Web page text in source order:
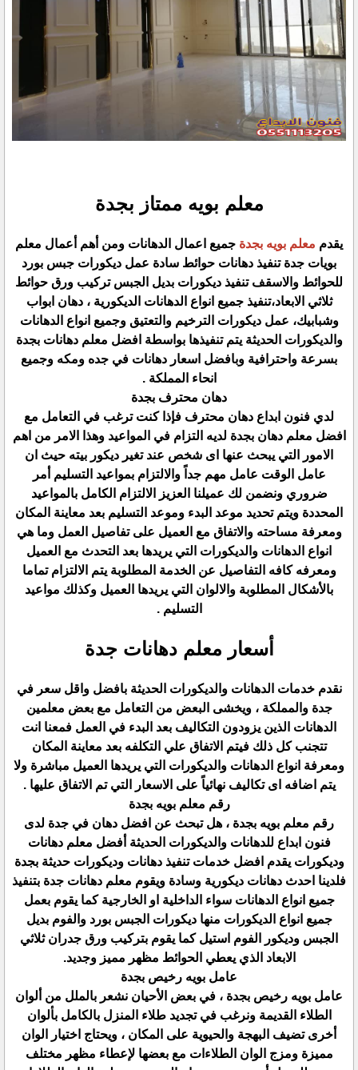
معلم بويه ممتاز بجدة
يقدم معلم بويه بجدة جميع اعمال الدهانات ومن أهم أعمال معلم
بويات جدة تنفيذ دهانات حوائط سادة عمل ديكورات جبس بورد
للحوائط والاسقف تنفيذ ديكورات بديل الجبس تركيب ورق حوائط
ثلاثي الابعاد،تنفيذ جميع انواع الدهانات الديكورية ، دهان ابواب
وشبابيك، عمل ديكورات الترخيم والتعتيق وجميع انواع الدهانات
والديكورات الحديثة يتم تنفيذها بواسطة افضل معلم دهانات بجدة
بسرعة واحترافية وبافضل اسعار دهانات في جده ومكه وجميع
انحاء المملكة .
دهان محترف بجدة
لدي فنون ابداع دهان محترف فإذا كنت ترغب في التعامل مع
افضل معلم دهان بجدة لديه التزام في المواعيد وهذا الامر من اهم
الامور التي يبحث عنها اى شخص عند تغير ديكور بيته حيث ان
عامل الوقت عامل مهم جداً والالتزام بمواعيد التسليم أمر
ضروري ونضمن لك عميلنا العزيز الالتزام الكامل بالمواعيد
المحددة ويتم تحديد موعد البدء وموعد التسليم بعد معاينة المكان
ومعرفة مساحته والاتفاق مع العميل على تفاصيل العمل وما هي
انواع الدهانات والديكورات التي يريدها بعد التحدث مع العميل
ومعرفه كافه التفاصيل عن الخدمة المطلوبة يتم الالتزام تماما
بالأشكال المطلوبة والالوان التي يريدها العميل وكذلك مواعيد
التسليم .
أسعار معلم دهانات جدة
نقدم خدمات الدهانات والديكورات الحديثة بافضل واقل سعر في
جدة والمملكة ، ويخشى البعض من التعامل مع بعض معلمين
الدهانات الذين يزودون التكاليف بعد البدء في العمل فمعنا انت
تتجنب كل ذلك فيتم الاتفاق علي التكلفه بعد معاينة المكان
ومعرفة انواع الدهانات والديكورات التي يريدها العميل مباشرة ولا
يتم اضافه اى تكاليف نهائياً على الاسعار التي تم الاتفاق عليها .
رقم معلم بويه بجدة
رقم معلم بويه بجدة ، هل تبحث عن افضل دهان في جدة لدى
فنون ابداع للدهانات والديكورات الحديثة أفضل معلم دهانات
وديكورات يقدم افضل خدمات تنفيذ دهانات وديكورات حديثة بجدة
فلدينا احدث دهانات ديكورية وسادة ويقوم معلم دهانات جدة بتنفيذ
جميع انواع الدهانات سواء الداخلية او الخارجية كما يقوم بعمل
جميع انواع الديكورات منها ديكورات الجبس بورد والفوم بديل
الجبس وديكور الفوم استيل كما يقوم بتركيب ورق جدران ثلاثي
الابعاد الذي يعطي الحوائط مظهر مميز وجديد.
عامل بويه رخيص بجدة
عامل بويه رخيص بجدة ، في بعض الأحيان نشعر بالملل من ألوان
الطلاء القديمة ونرغب في تجديد طلاء المنزل بالكامل بألوان
أخرى تضيف البهجة والحيوية على المكان ، ويحتاج اختيار الوان
مميزة ومزج الوان الطلاءات مع بعضها لإعطاء مظهر مختلف